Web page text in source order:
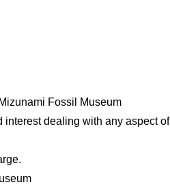
Fossil Museum
interest dealing with any aspect of